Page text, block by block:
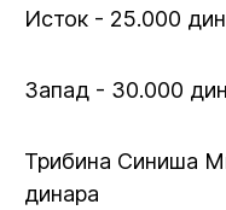
Исток - 25.000
Запад - 30.000
Трибина Синиша
динара